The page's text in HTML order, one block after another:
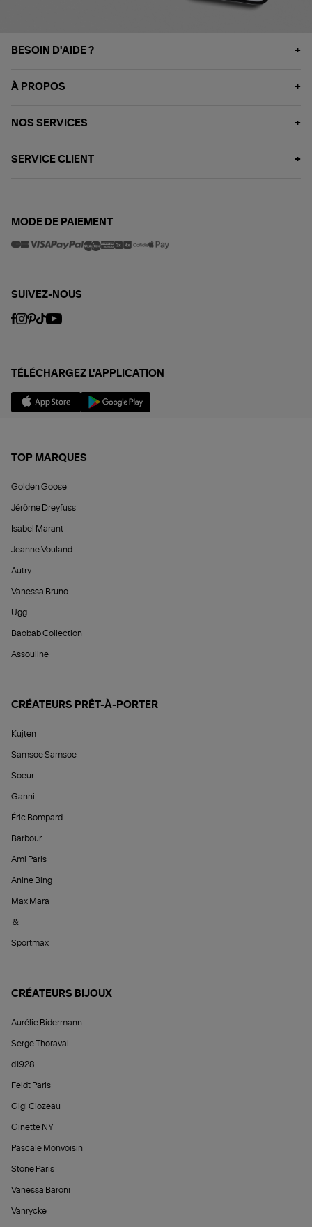
BESOIN D'AIDE ?
À PROPOS
NOS SERVICES
SERVICE CLIENT
MODE DE PAIEMENT
SUIVEZ-NOUS
TÉLÉCHARGEZ L'APPLICATION
TOP MARQUES
Golden Goose
Jérôme Dreyfuss
Isabel Marant
Jeanne Vouland
Autry
Vanessa Bruno
Ugg
Baobab Collection
Assouline
CRÉATEURS PRÊT-À-PORTER
Kujten
Samsoe Samsoe
Soeur
Ganni
Éric Bompard
Barbour
Ami Paris
Anine Bing
Max Mara
&
Sportmax
CRÉATEURS BIJOUX
Aurélie Bidermann
Serge Thoraval
d1928
Feidt Paris
Gigi Clozeau
Ginette NY
Pascale Monvoisin
Stone Paris
Vanessa Baroni
Vanrycke